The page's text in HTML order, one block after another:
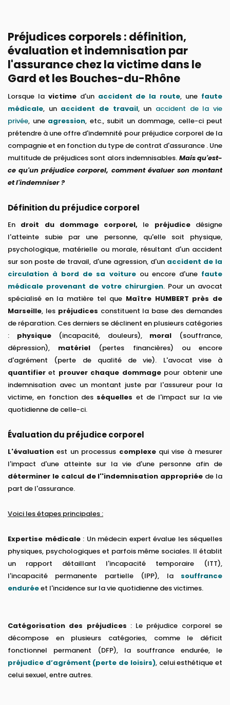
Préjudices corporels : définition,
évaluation et indemnisation par
l'assurance chez la victime dans le
Gard et les Bouches-du-Rhône
Lorsque la victimed'un accident de la route, une faute
médicale, un accident de travail, un accident de la vie
privée, une agression, etc., subit un dommage, celle-ci peut
prétendre à une offre d'indemnité pour préjudice corporel de la
compagnie et en fonction du type de contrat d'assurance . Une
multitude de préjudices sont alors indemnisables. Mais qu'est-
ce qu'un préjudice corporel, comment évaluer son montant
et l'indemniser ?
Définition du préjudice corporel
En droit du dommage corporel, le préjudicedésigne
l'atteinte subie par une personne, qu'elle soit physique,
psychologique, matérielle ou morale, résultant d'un accident
sur son poste de travail, d'une agression, d'un accident de la
circulation à bord de sa voitureou encore d'une faute
médicale provenant de votre chirurgien. Pour un avocat
spécialisé en la matière tel que Maître HUMBERT près de
Marseille, les préjudices constituent la base des demandes
de réparation. Ces derniers se déclinent en plusieurs catégories
: physique(incapacité, douleurs), moral (souffrance,
dépression), matériel (pertes financières) ou encore
d'agrément (perte de qualité de vie). L'avocat vise à
quantifier et prouver chaque dommagepour obtenir une
indemnisation avec un montant juste par l'assureur pour la
victime, en fonction des séquelles et de l'impact sur la vie
quotidienne de celle-ci.
Évaluation du préjudice corporel
L'évaluation est un processus complexequi vise à mesurer
l'impact d'une atteinte sur la vie d'une personne afin de
déterminer le calcul de l''indemnisation appropriée de la
part de l'assurance.
Voici les étapes principales :
Expertise médicale: Un médecin expert évalue les séquelles
physiques, psychologiques et parfois même sociales. Il établit
un rapport détaillant l'incapacité temporaire (ITT),
l'incapacité permanente partielle (IPP), la souffrance
enduréeet l'incidence sur la vie quotidienne des victimes.
Catégorisation des préjudices : Le préjudice corporel se
décompose en plusieurs catégories, comme le déficit
fonctionnel permanent (DFP), la souffrance endurée, le
préjudice d’agrément (perte de loisirs), celui esthétique et
celui sexuel, entre autres.